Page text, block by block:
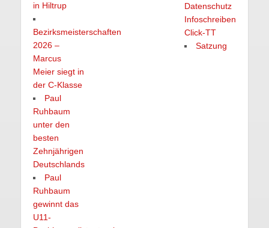
in Hiltrup
Bezirksmeisterschaften
2026 –
Marcus
Meier siegt in
der C-Klasse
Paul
Ruhbaum
unter den
besten
Zehnjährigen
Deutschlands
Paul
Ruhbaum
gewinnt das
U11-
Datenschutz
Infoschreiben
Click-TT
Satzung